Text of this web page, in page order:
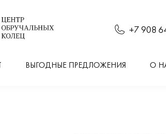
+7 908
ВЫГОДНЫЕ ПРЕДЛОЖЕНИЯ О